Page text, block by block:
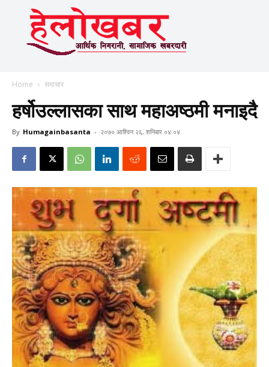
Home समाचार
हर्षोउल्लासका साथ महाअष्ठमी मनाइदै
By Humagainbasanta - २०७० आश्विन २६, शनिबार ०४:०४